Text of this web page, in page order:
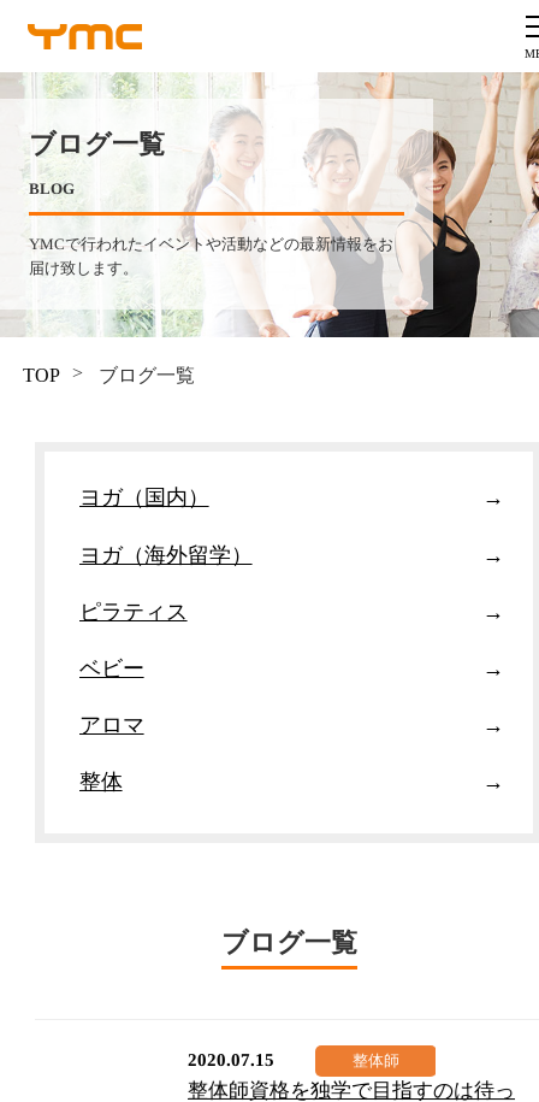
ブログ一覧
BLOG
YMCで行われたイベントや活動などの最新情報をお
届け致します。
TOP ブログ一覧
ヨガ（国内）
ヨガ（海外留学）
ピラティス
ベビー
アロマ
整体
ブログ一覧
2020.07.15
整体師資格を独学で目指すのは待っ